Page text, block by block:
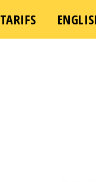
TARIFS